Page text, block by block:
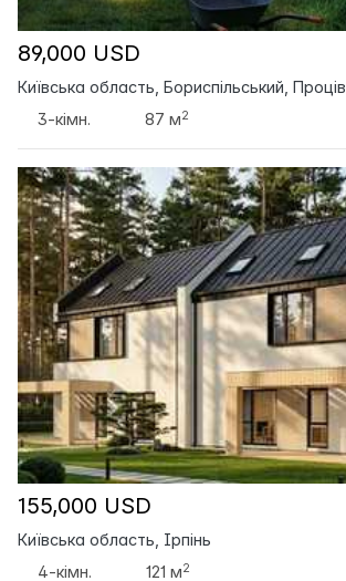
89,000 USD
Київська область, Бориспільський, Проців
3-кімн.
87 м2
155,000 USD
Київська область, Ірпінь
4-кімн.
121 м2